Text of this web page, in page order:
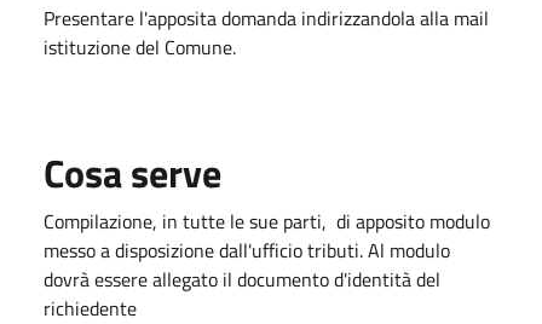
Presentare l'apposita domanda indirizzandola alla mail
istituzione del Comune.
Cosa serve
Compilazione, in tutte le sue parti, di apposito modulo
messo a disposizione dall'ufficio tributi. Al modulo
dovrà essere allegato il documento d'identità del
richiedente